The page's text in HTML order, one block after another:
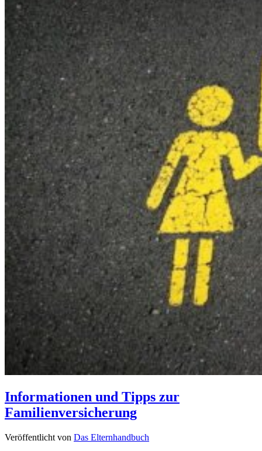
Informationen und Tipps zur
Familienversicherung
Veröffentlicht von Das Elternhandbuch